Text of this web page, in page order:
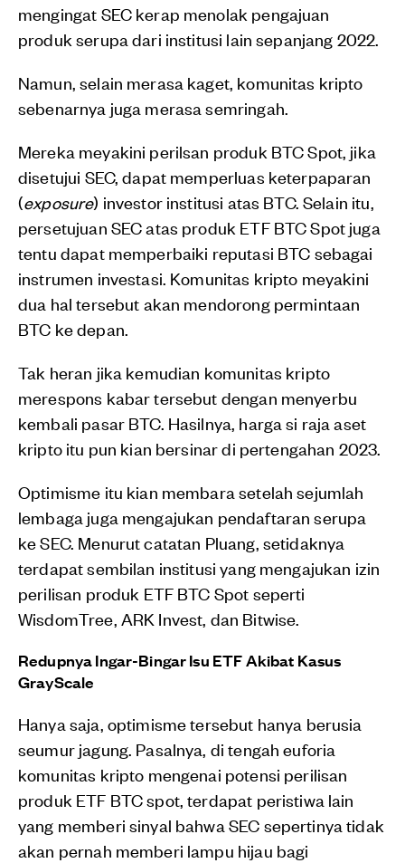
mengingat SEC kerap menolak pengajuan
produk serupa dari institusi lain sepanjang 2022.
Namun, selain merasa kaget, komunitas kripto
sebenarnya juga merasa semringah.
Mereka meyakini perilsan produk BTC Spot, jika
disetujui SEC, dapat memperluas keterpaparan
(exposure) investor institusi atas BTC. Selain itu,
persetujuan SEC atas produk ETF BTC Spot juga
tentu dapat memperbaiki reputasi BTC sebagai
instrumen investasi. Komunitas kripto meyakini
dua hal tersebut akan mendorong permintaan
BTC ke depan.
Tak heran jika kemudian komunitas kripto
merespons kabar tersebut dengan menyerbu
kembali pasar BTC. Hasilnya, harga si raja aset
kripto itu pun kian bersinar di pertengahan 2023.
Optimisme itu kian membara setelah sejumlah
lembaga juga mengajukan pendaftaran serupa
ke SEC. Menurut catatan Pluang, setidaknya
terdapat sembilan institusi yang mengajukan izin
perilisan produk ETF BTC Spot seperti
WisdomTree, ARK Invest, dan Bitwise.
Redupnya Ingar-Bingar Isu ETF Akibat Kasus
GrayScale
Hanya saja, optimisme tersebut hanya berusia
seumur jagung. Pasalnya, di tengah euforia
komunitas kripto mengenai potensi perilisan
produk ETF BTC spot, terdapat peristiwa lain
yang memberi sinyal bahwa SEC sepertinya tidak
akan pernah memberi lampu hijau bagi